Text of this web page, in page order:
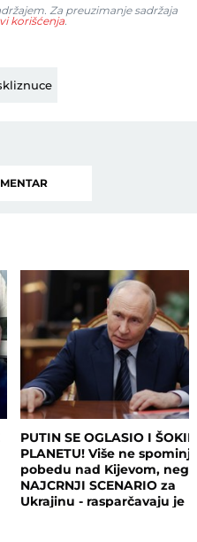
Za preuzimanje sadržaja
korišćenja.
PUTIN SE OGLASIO I
PLANETU! Više ne
pobedu nad Kijevom, nego
NAJCRNJI SCENARIO za
Ukrajinu - rasparčavaju je